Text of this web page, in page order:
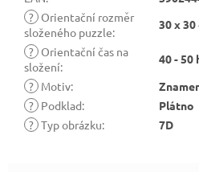
? Orientační rozměr
složeného puzzle:
30 x 30
? Orientační čas na
složení:
40 - 50
? Motiv:
? Podklad:
Plátno
? Typ obrázku: 7D